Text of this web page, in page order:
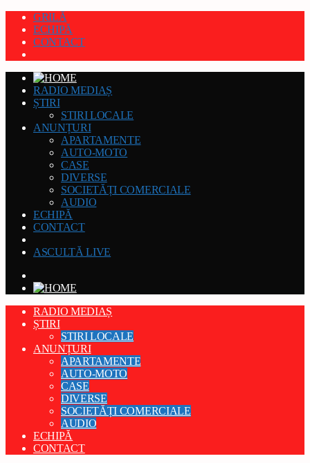
GRILĂ
ECHIPĂ
CONTACT
RADIO MEDIAȘ
ȘTIRI
STIRI LOCALE
ANUNȚURI
APARTAMENTE
AUTO-MOTO
CASE
DIVERSE
SOCIETĂȚI COMERCIALE
AUDIO
ECHIPĂ
CONTACT
ASCULTĂ LIVE
RADIO MEDIAȘ
ȘTIRI
STIRI LOCALE
ANUNȚURI
APARTAMENTE
AUTO-MOTO
CASE
DIVERSE
SOCIETĂȚI COMERCIALE
AUDIO
ECHIPĂ
CONTACT